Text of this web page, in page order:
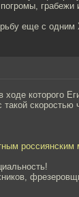
грабежи
еще с одним
которого